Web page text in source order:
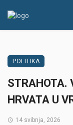
POLITIKA
STRAHOTA.
HRVATA U
14 svibnja, 2026